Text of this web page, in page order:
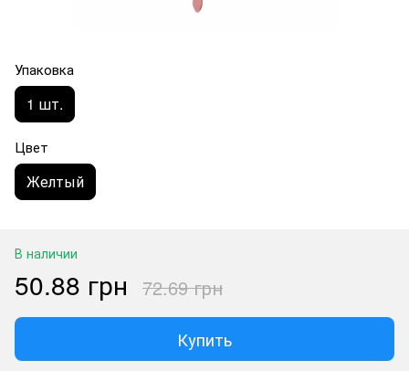
Упаковка
1 шт.
Цвет
Желтый
В наличии
50.88 грн 72.69 грн
Купить